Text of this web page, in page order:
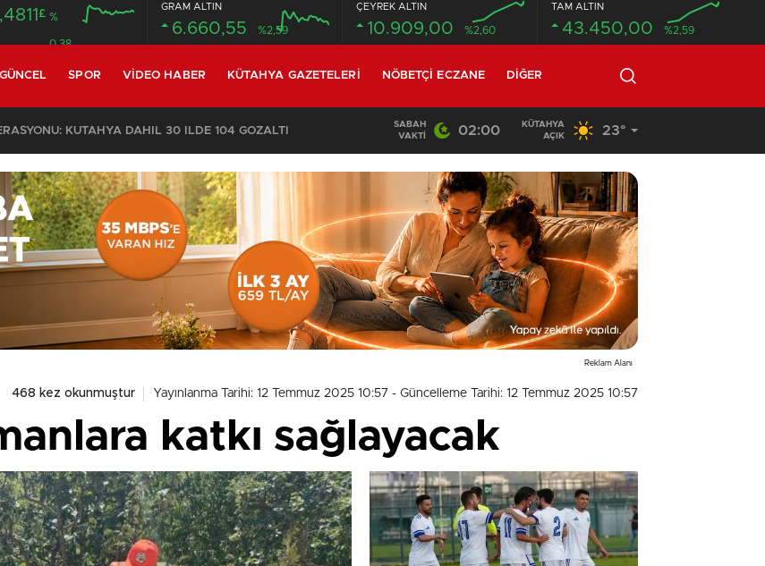
£ %
0.38
GRAM ALTIN
6.660,55 %2,59
ÇEYREK ALTIN
10.909,00 %2,60
TAM ALTIN
43.450,00 %2,59
GÜNCEL SPOR VIDEO HABER KÜTAHYA GAZETELERI NÖBETÇI ECZANE DIĞER
KÜTAHYA DAHİL 30 İLDE 104 GÖZALTI 02:03 /
SABAH
VAKTI
02:00
KÜTAHYA
AÇIK
23°
Reklam Alanı
468 kez okunmuştur Yayınlanma Tarihi: 12 Temmuz 2025 10:57 - Güncelleme Tarihi: 12 Temmuz 2025 10:57
katkı sağlayacak